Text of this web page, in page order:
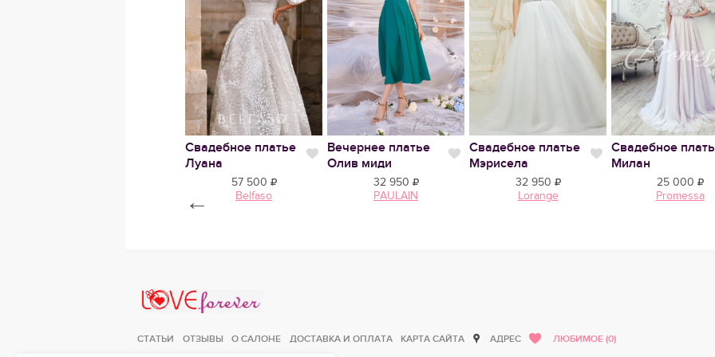
Нравится
Свадебное платье
Луана
Нравится
57 500
Belfaso
Вечернее платье
Олив миди
Нравится
32 950
PAULAIN
Свадебное платье
Мэрисела
Нравится
32 950
Lorange
Свадебное
Милан
25 000
Promessa
←
СТАТЬИ ОТЗЫВЫ О САЛОНЕ ДОСТАВКА И ОПЛАТА КАРТА САЙТА АДРЕС ЛЮБИМОЕ (0)